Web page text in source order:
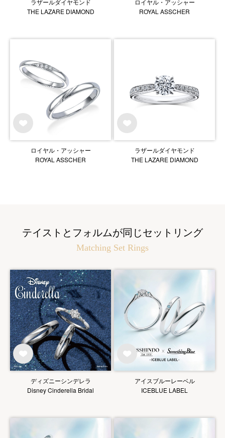
ラザールダイヤモンド
THE LAZARE DIAMOND
ロイヤル・アッシャー
ROYAL ASSCHER
ロイヤル・アッシャー
ROYAL ASSCHER
ラザールダイヤモンド
THE LAZARE DIAMOND
テイストとフォルムが同じセットリング
Matching Set Rings
ディズニーシンデレラ
Disney Cinderella Bridal
アイスブルーレーベル
ICEBLUE LABEL